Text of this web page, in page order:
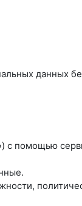
данных
с помощью